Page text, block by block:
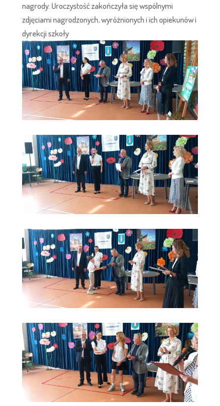
nagrody. Uroczystość zakończyła się wspólnymi
zdjęciami nagrodzonych, wyróżnionych i ich opiekunów i
dyrekcji szkoły